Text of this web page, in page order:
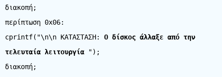
διακοπή;
περίπτωση 0x06:
cprintf("\n\n ΚΑΤΑΣΤΑΣΗ: Ο δίσκος άλλαξε από την
τελευταία λειτουργία ");
διακοπή;